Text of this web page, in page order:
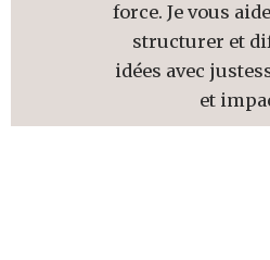
force. Je vous
structurer et
idées avec
et